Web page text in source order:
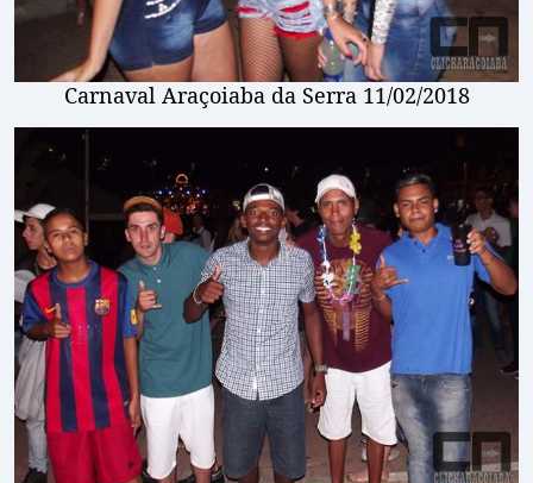
Carnaval Araçoiaba da Serra 11/02/2018